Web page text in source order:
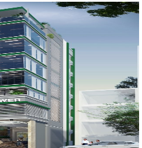
Campuchia. Chủ đầu tư:
Phát triển Campuchia
Phnompenh.
m2 Tổng diện